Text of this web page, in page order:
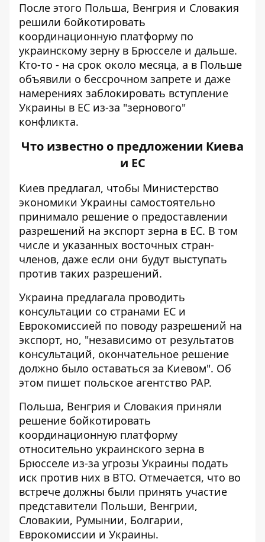
После этого Польша, Венгрия и Словакия
решили бойкотировать
координационную платформу по
украинскому зерну в Брюсселе и дальше.
Кто-то - на срок около месяца, а в Польше
объявили о бессрочном запрете и даже
намерениях заблокировать вступление
Украины в ЕС из-за "зернового"
конфликта.
Что известно о предложении Киева
и ЕС
Киев предлагал, чтобы Министерство
экономики Украины самостоятельно
принимало решение о предоставлении
разрешений на экспорт зерна в ЕС. В том
числе и указанных восточных стран-
членов, даже если они будут выступать
против таких разрешений.
Украина предлагала проводить
консультации со странами ЕС и
Еврокомиссией по поводу разрешений на
экспорт, но, "независимо от результатов
консультаций, окончательное решение
должно было оставаться за Киевом". Об
этом пишет польское агентство PAP.
Польша, Венгрия и Словакия приняли
решение бойкотировать
координационную платформу
относительно украинского зерна в
Брюсселе из-за угрозы Украины подать
иск против них в ВТО. Отмечается, что во
встрече должны были принять участие
представители Польши, Венгрии,
Словакии, Румынии, Болгарии,
Еврокомиссии и Украины.